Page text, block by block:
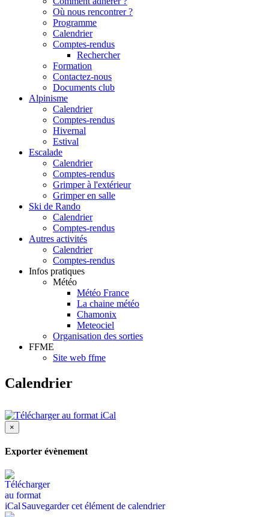
Où nous rencontrer ?
Programme
Calendrier
Comptes-rendus
Rechercher
Formation
Contactez-nous
Documents club
Alpinisme
Calendrier
Comptes-rendus
Hivernal
Estival
Escalade
Calendrier
Comptes-rendus
Grimper à l'extérieur
Grimper en salle
Ski de Rando
Calendrier
Comptes-rendus
Autres activités
Calendrier
Comptes-rendus
Infos pratiques
Météo
Météo France
La chaine météo
Chamonix
Meteociel
Organisation des sorties
FFME
Site web ffme
Calendrier
×
Exporter évènement
Sauvegarder cet élément de calendrier